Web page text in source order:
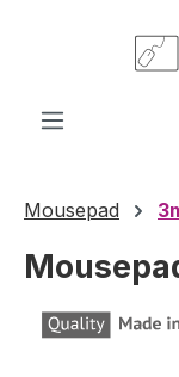
Mousepad